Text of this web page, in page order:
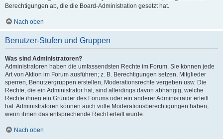
Berechtigungen ab, die die Board-Administration gesetzt hat.
Nach oben
Benutzer-Stufen und Gruppen
Was sind Administratoren?
Administratoren haben die umfassendsten Rechte im Forum. Sie können jede
Art von Aktion im Forum ausführen; z. B. Berechtigungen setzen, Mitglieder
sperren, Benutzergruppen erstellen, Moderationsrechte vergeben usw. Die
Rechte, die ein Administrator hat, sind allerdings davon abhängig, welche
Rechte ihnen ein Gründer des Forums oder ein anderer Administrator erteilt
hat. Administratoren können auch volle Moderationsberechtigungen haben,
wenn ihnen das entsprechende Recht erteilt wurde.
Nach oben